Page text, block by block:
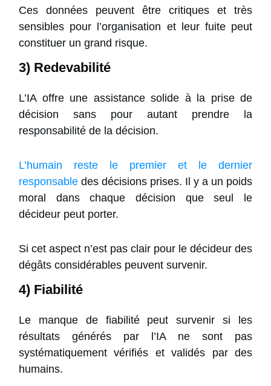
Ces données peuvent être critiques et très
sensibles pour l’organisation et leur fuite peut
constituer un grand risque.
3) Redevabilité
L’IA offre une assistance solide à la prise de
décision sans pour autant prendre la
responsabilité de la décision.
L’humain reste le premier et le dernier
responsable des décisions prises. Il y a un poids
moral dans chaque décision que seul le
décideur peut porter.
Si cet aspect n’est pas clair pour le décideur des
dégâts considérables peuvent survenir.
4) Fiabilité
Le manque de fiabilité peut survenir si les
résultats générés par l’IA ne sont pas
systématiquement vérifiés et validés par des
humains.